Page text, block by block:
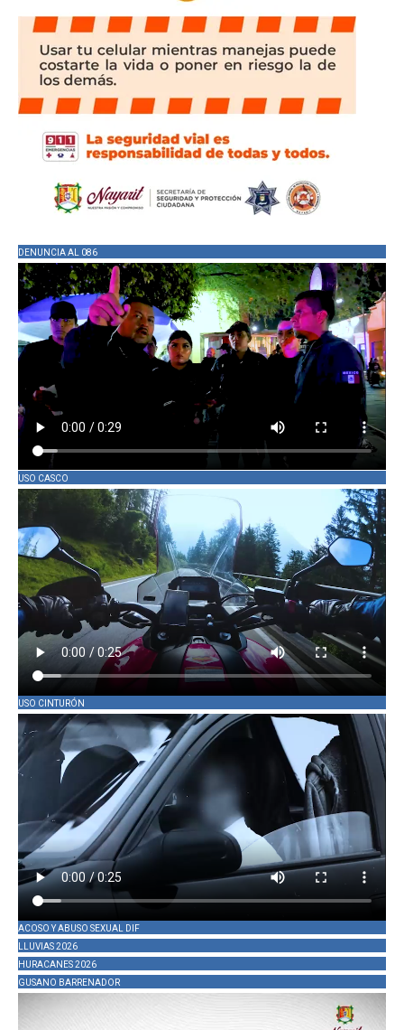
DENUNCIA AL 086
USO CASCO
USO CINTURÓN
ACOSO Y ABUSO SEXUAL DIF
LLUVIAS 2026
HURACANES 2026
GUSANO BARRENADOR